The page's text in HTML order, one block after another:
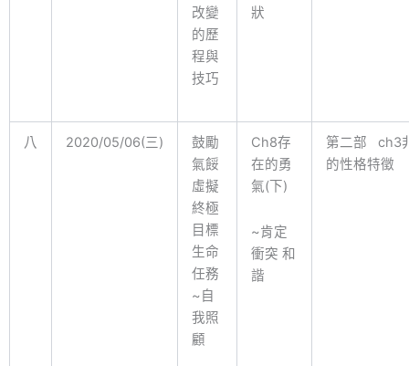
改變
的歷
程與
技巧
狀
八 2020/05/06(三)
鼓勵
氣餒
虛擬
終極
目標
生命
任務
~自
我照
顧
Ch8存
在的勇
氣(下)
~肯定
衝突 和
諧
第二部 ch3
的性格特徵